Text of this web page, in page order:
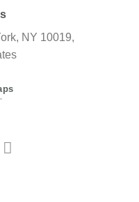
NY 10019,